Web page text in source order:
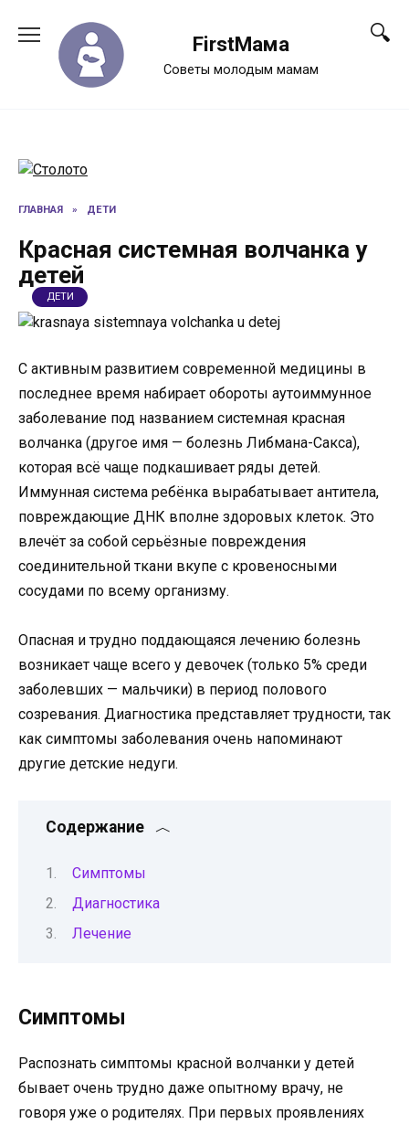
содержанию
FirstМама
Советы молодым мамам
ГЛАВНАЯ » ДЕТИ
Красная системная волчанка у
детей
ДЕТИ
С активным развитием современной медицины в
последнее время набирает обороты аутоиммунное
заболевание под названием системная красная
волчанка (другое имя — болезнь Либмана-Сакса),
которая всё чаще подкашивает ряды детей.
Иммунная система ребёнка вырабатывает антитела,
повреждающие ДНК вполне здоровых клеток. Это
влечёт за собой серьёзные повреждения
соединительной ткани вкупе с кровеносными
сосудами по всему организму.
Опасная и трудно поддающаяся лечению болезнь
возникает чаще всего у девочек (только 5% среди
заболевших — мальчики) в период полового
созревания. Диагностика представляет трудности, так
как симптомы заболевания очень напоминают
другие детские недуги.
Содержание
Симптомы
Диагностика
Лечение
Симптомы
Распознать симптомы красной волчанки у детей
бывает очень трудно даже опытному врачу, не
говоря уже о родителях. При первых проявлениях